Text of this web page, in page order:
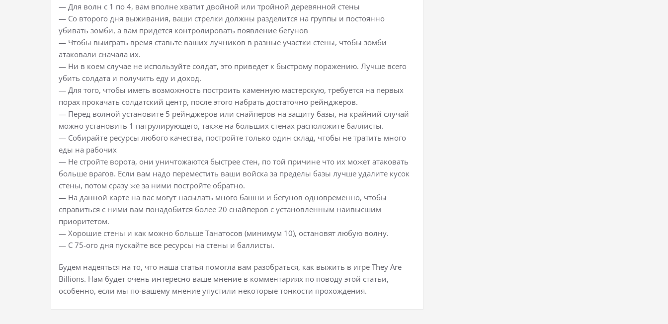
— Для волн с 1 по 4, вам вполне хватит двойной или тройной деревянной стены
— Со второго дня выживания, ваши стрелки должны разделится на группы и постоянно
убивать зомби, а вам придется контролировать появление бегунов
— Чтобы выиграть время ставьте ваших лучников в разные участки стены, чтобы зомби
атаковали сначала их.
— Ни в коем случае не используйте солдат, это приведет к быстрому поражению. Лучше всего
убить солдата и получить еду и доход.
— Для того, чтобы иметь возможность построить каменную мастерскую, требуется на первых
порах прокачать солдатский центр, после этого набрать достаточно рейнджеров.
— Перед волной установите 5 рейнджеров или снайперов на защиту базы, на крайний случай
можно установить 1 патрулирующего, также на больших стенах расположите баллисты.
— Собирайте ресурсы любого качества, постройте только один склад, чтобы не тратить много
еды на рабочих
— Не стройте ворота, они уничтожаются быстрее стен, по той причине что их может атаковать
больше врагов. Если вам надо переместить ваши войска за пределы базы лучше удалите кусок
стены, потом сразу же за ними постройте обратно.
— На данной карте на вас могут насылать много башни и бегунов одновременно, чтобы
справиться с ними вам понадобится более 20 снайперов с установленным наивысшим
приоритетом.
— Хорошие стены и как можно больше Танатосов (минимум 10), остановят любую волну.
— С 75-ого дня пускайте все ресурсы на стены и баллисты.
Будем надеяться на то, что наша статья помогла вам разобраться, как выжить в игре They Are
Billions. Нам будет очень интересно ваше мнение в комментариях по поводу этой статьи,
особенно, если мы по-вашему мнение упустили некоторые тонкости прохождения.